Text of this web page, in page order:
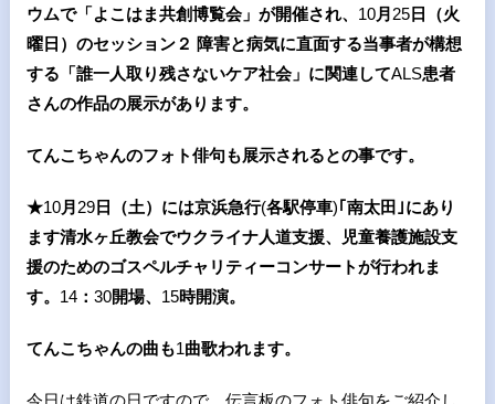
ウムで「よこはま共創博覧会」が開催され、 10月 25日（火
曜日）のセッション２ 障害と病気に直面する当事者が構想
する「誰一人取り残さないケア社会」に関連してALS患者
さんの作品の展示があります。
てんこちゃんのフォト俳句も展示されるとの事です。
★10月 29日（土）には京浜急行(各駅停車)｢南太田｣にあり
ます清水ヶ丘教会でウクライナ人道支援、児童養護施設支
援のためのゴスペルチャリティーコンサートが行われま
す。 14： 30開場、 15時開演。
てんこちゃんの曲も1曲歌われます。
今日は鉄道の日ですので、伝言板のフォト俳句をご紹介し